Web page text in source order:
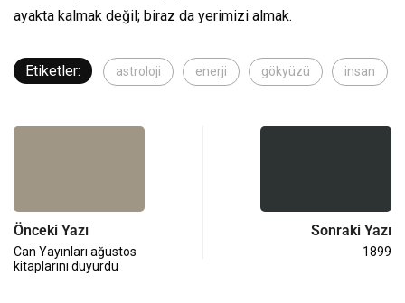
ayakta kalmak değil; biraz da yerimizi almak.
Etiketler: astroloji enerji gökyüzü insan
Önceki Yazı
Can Yayınları ağustos
kitaplarını duyurdu
Sonraki Yazı
1899